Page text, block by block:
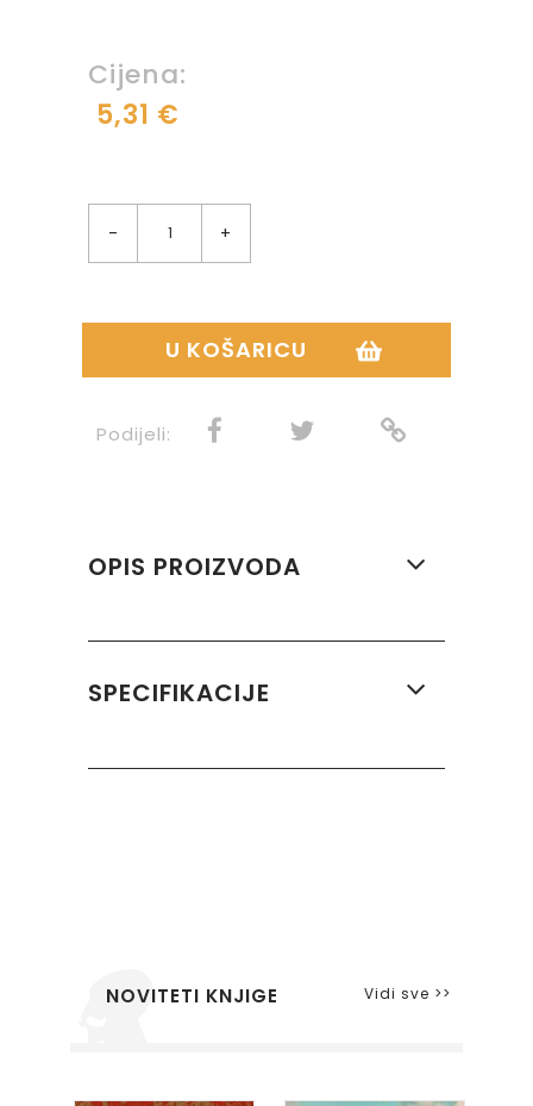
Cijena:
5,31 €
- +
U KOŠARICU
Podijeli:
OPIS PROIZVODA
SPECIFIKACIJE
NOVITETI KNJIGE Vidi sve >>